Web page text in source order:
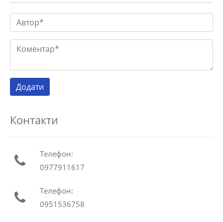
Контакти
Телефон:
0977911617
Телефон:
0951536758